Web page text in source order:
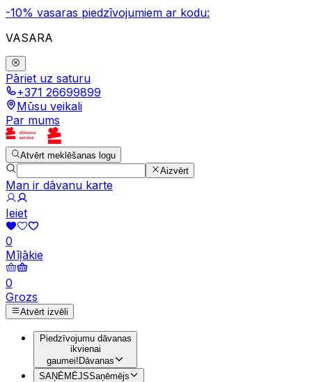
-10% vasaras piedzīvojumiem ar kodu:
VASARA
Pāriet uz saturu
+371 26699899
Mūsu veikali
Par mums
Atvērt meklēšanas logu
Aizvērt
Man ir dāvanu karte
Ieiet
0
Mīļākie
0
Grozs
Atvērt izvēli
Piedzīvojumu dāvanas
ikvienai
gaumei!Dāvanas
SAŅĒMĒJSSaņēmējs